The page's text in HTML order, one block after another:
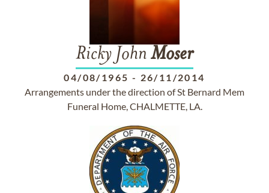
Ricky John Moser
04/08/1965 - 26/11/2014
Arrangements under the direction of St Bernard Mem
Funeral Home, CHALMETTE, LA.